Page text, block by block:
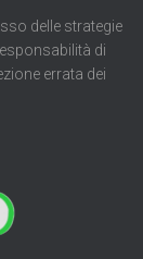
delle strategie
di
errata dei